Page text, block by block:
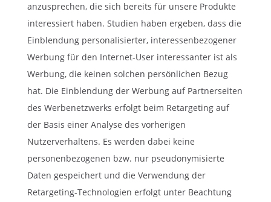
anzusprechen, die sich bereits für unsere Produkte
interessiert haben. Studien haben ergeben, dass die
Einblendung personalisierter, interessenbezogener
Werbung für den Internet-User interessanter ist als
Werbung, die keinen solchen persönlichen Bezug
hat. Die Einblendung der Werbung auf Partnerseiten
des Werbenetzwerks erfolgt beim Retargeting auf
der Basis einer Analyse des vorherigen
Nutzerverhaltens. Es werden dabei keine
personenbezogenen bzw. nur pseudonymisierte
Daten gespeichert und die Verwendung der
Retargeting-Technologien erfolgt unter Beachtung